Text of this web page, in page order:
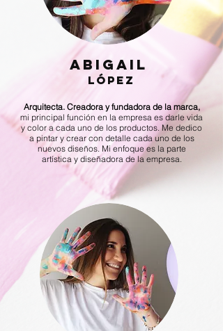
ABIGAIL
lópez
Arquitecta. Creadora y fundadora de la marca,
mi principal función en la empresa es darle vida
y color a cada uno de los productos. Me dedico
a pintar y crear con detalle cada uno de los
nuevos diseños. Mi enfoque es la parte
artística y diseñadora de la empresa.